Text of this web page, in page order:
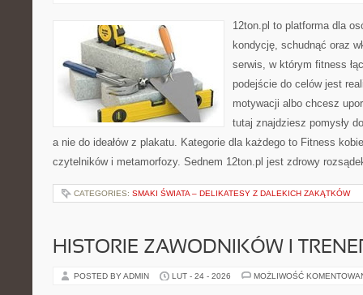
12ton.pl to platforma dla
kondycję, schudnąć oraz
serwis, w którym fitness
podejście do celów jest
motywacji albo chcesz
tutaj znajdziesz pomysły
a nie do ideałów z plakatu. Kategorie dla każdego to Fitness
czytelników i metamorfozy. Sednem 12ton.pl jest zdrowy
CATEGORIES: SMAKI ŚWIATA – DELIKATESY Z DALEKICH ZAKĄTKÓW
HISTORIE ZAWODNIKÓW I
POSTED BY ADMIN LUT - 24 - 2026 MOŻLIWOŚĆ